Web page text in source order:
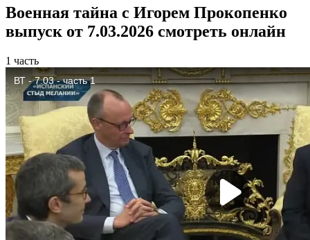
Военная тайна с Игорем Прокопенко
выпуск от 7.03.2026 смотреть онлайн
1 часть